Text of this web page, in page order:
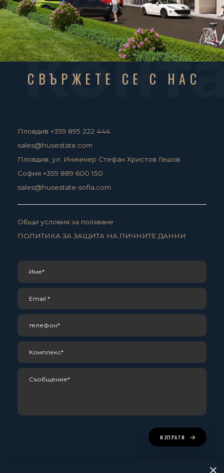
СВЪРЖЕТЕ СЕ С НАС
Пловдив +359 895 222 444
sales@husestate.com
Пловдив, ул. Инженер Стефан Христов Гешов
София +359 889 600 150
sales@husestate-sofia.com
Общи условия за ползване
ПОЛИТИКА ЗА ЗАЩИТА НА ЛИЧНИТЕ ДАННИ
ИЗПРАТИ